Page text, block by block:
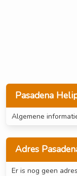
Pasadena
Algemene
Adres
Er is nog geen